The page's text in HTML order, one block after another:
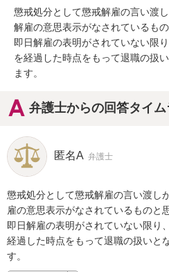
懲戒処分として懲戒解雇の言い渡
解雇の意思表示がなされているもの
即日解雇の表明がされていない限
を経過した時点をもって退職の扱
ます。
弁護士からの回答タイ
匿名A 弁護士
懲戒処分として懲戒解雇の言い渡し
雇の意思表示がなされているものと
即日解雇の表明がされていない限り
経過した時点をもって退職の扱いと
す。